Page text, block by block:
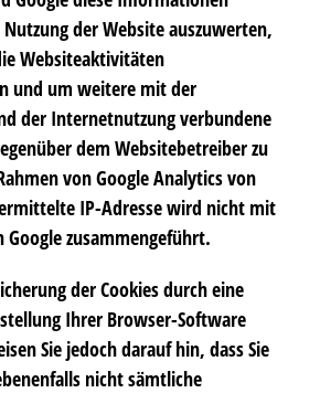
der Website auszuwerten,
Websiteaktivitäten
und um weitere mit der
der Internetnutzung verbundene
dem Websitebetreiber zu
von Google Analytics von
IP-Adresse wird nicht mit
Google zusammengeführt.
der Cookies durch eine
Ihrer Browser-Software
Sie jedoch darauf hin, dass Sie
nicht sämtliche